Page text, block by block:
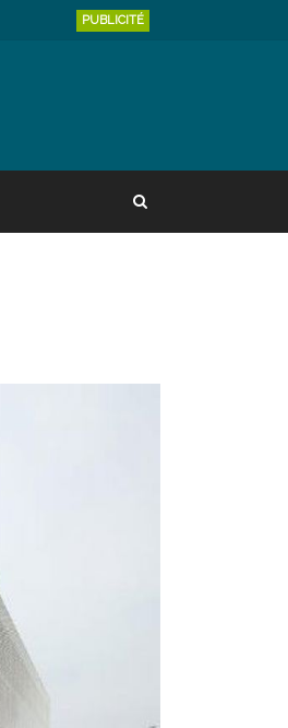
PUBLICITÉ